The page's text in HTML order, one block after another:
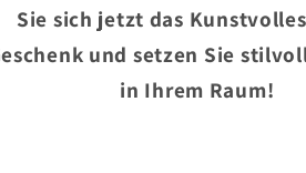
Sie sich jetzt das
und setzen Sie
in Ihrem Raum!